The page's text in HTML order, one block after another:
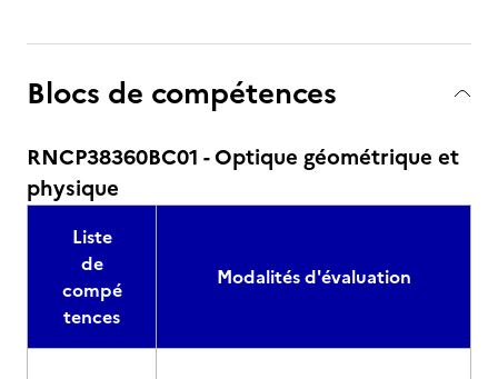
Blocs de compétences
RNCP38360BC01 - Optique géométrique et
physique
Liste
de
compé
tences
Modalités d'évaluation